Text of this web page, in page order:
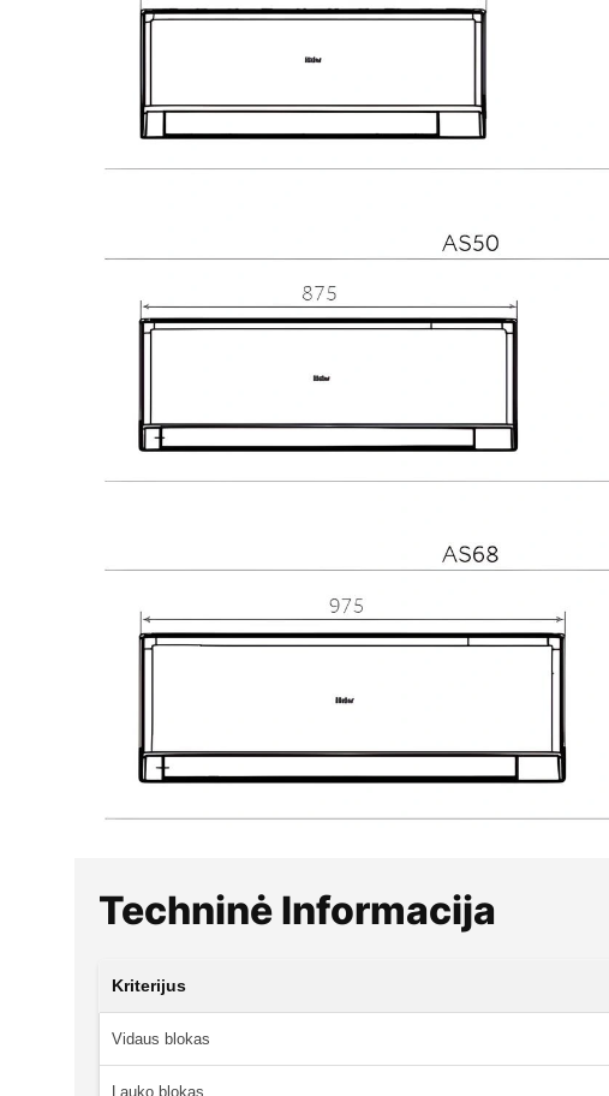
Techninė Informacija
Kriterijus
Vidaus blokas
Lauko blokas